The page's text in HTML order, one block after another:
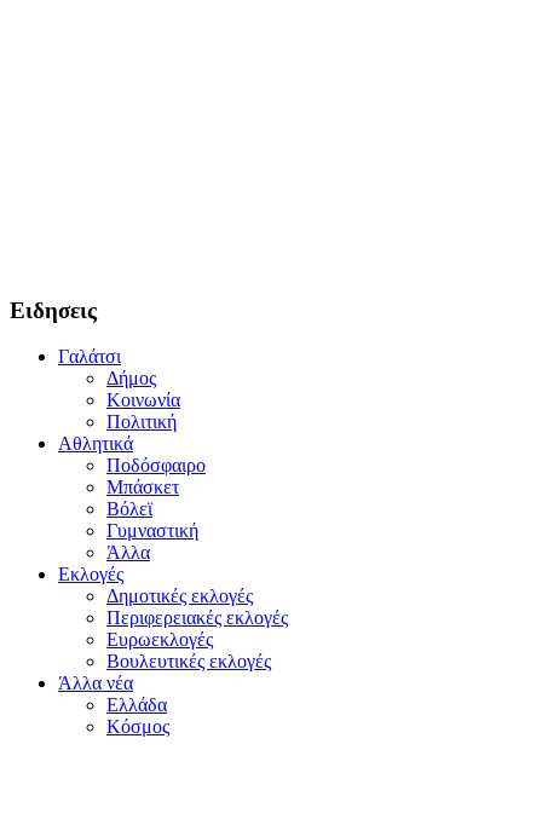
Ειδησεις
Γαλάτσι
Δήμος
Κοινωνία
Πολιτική
Αθλητικά
Ποδόσφαιρο
Μπάσκετ
Βόλεϊ
Γυμναστική
Άλλα
Εκλογές
Δημοτικές εκλογές
Περιφερειακές εκλογές
Ευρωεκλογές
Βουλευτικές εκλογές
Άλλα νέα
Ελλάδα
Κόσμος